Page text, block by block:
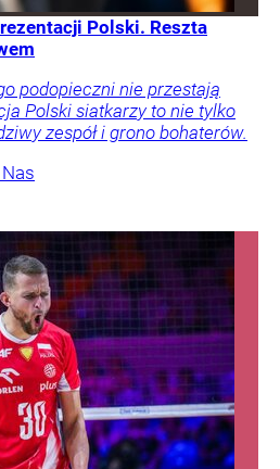
Polski. Reszta
podopieczni nie przestają
Polski siatkarzy to nie tylko
zespół i grono bohaterów.